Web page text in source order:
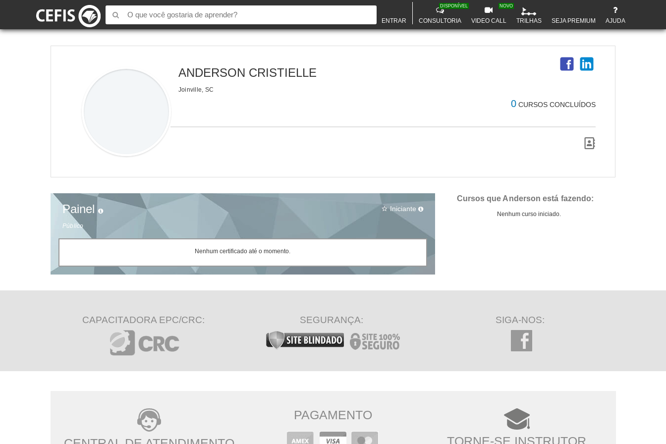
ENTRAR CONSULTORIA
DISPONÍVEL
VIDEO CALL
NOVO
TRILHAS SEJA PREMIUM AJUDA
ANDERSON CRISTIELLE
Joinville, SC
0 CURSOS CONCLUÍDOS
Painel
Público
star_border Iniciante
Nenhum certificado até o momento.
Cursos que Anderson está fazendo:
Nenhum curso iniciado.
CAPACITADORA EPC/CRC: SEGURANÇA: SIGA-NOS:
PAGAMENTO
TORNE-SE INSTRUTOR